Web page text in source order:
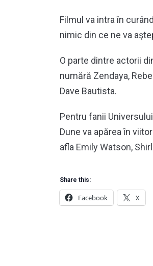
Filmul va intra în
nimic din ce ne va
O parte dintre actorii
numără Zendaya,
Dave Bautista.
Pentru fanii
Dune va apărea în
afla Emily Watson,
Share this:
Facebook X